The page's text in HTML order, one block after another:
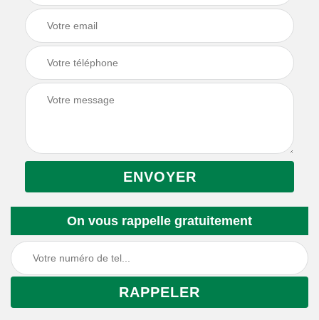
On vous rappelle gratuitement